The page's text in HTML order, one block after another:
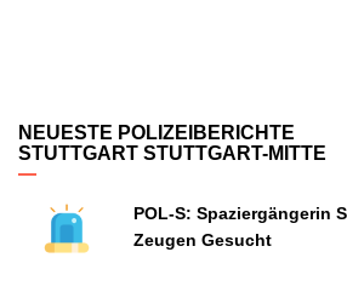
NEUESTE POLIZEIBERICHTE
STUTTGART STUTTGART-MITTE
POL-S: Spaziergängerin
Zeugen Gesucht